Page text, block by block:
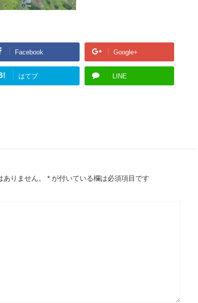
Facebook Google+
はてブ LINE
りません。 * が付いている欄は必須項目です